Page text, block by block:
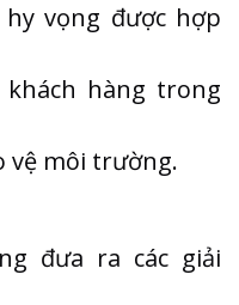
vọng được hợp
hàng trong
vệ môi trường.
đưa ra các giải